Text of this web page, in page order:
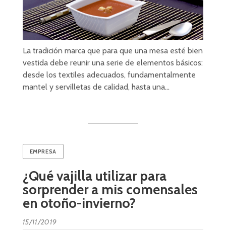
La tradición marca que para que una mesa esté bien
vestida debe reunir una serie de elementos básicos:
desde los textiles adecuados, fundamentalmente
mantel y servilletas de calidad, hasta una…
EMPRESA
¿Qué vajilla utilizar para
sorprender a mis comensales
en otoño-invierno?
15/11/2019